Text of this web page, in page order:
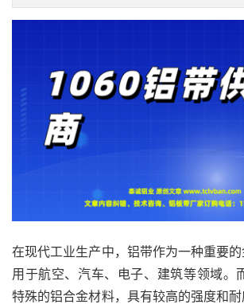
在现代工业生产中，铝带作为一种重要
用于航空、汽车、电子、建筑等领域。
特殊的铝合金材料，具有较高的强度和